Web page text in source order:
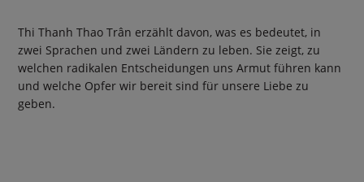
Thi Thanh Thao Trân erzählt davon, was es bedeutet, in
zwei Sprachen und zwei Ländern zu leben. Sie zeigt, zu
welchen radikalen Entscheidungen uns Armut führen kann
und welche Opfer wir bereit sind für unsere Liebe zu
geben.